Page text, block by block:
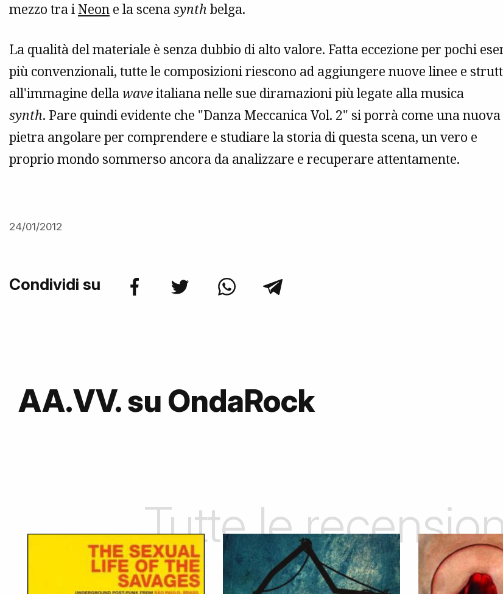
mezzo tra iNeon e la scenasynth belga.
La qualità del materiale è senza dubbio di alto valore. Fatta eccezione per pochi
più convenzionali, tutte le composizioni riescono ad aggiungere nuove linee e
all'immagine della waveitaliana nelle sue diramazioni più legate alla musica
synth. Pare quindi evidente che "Danza Meccanica Vol. 2" si porrà come una nuova
pietra angolare per comprendere e studiare la storia di questa scena, un vero e
proprio mondo sommerso ancora da analizzare e recuperare attentamente.
24/01/2012
Condividi su
AA.VV. su OndaRock
Tutte le